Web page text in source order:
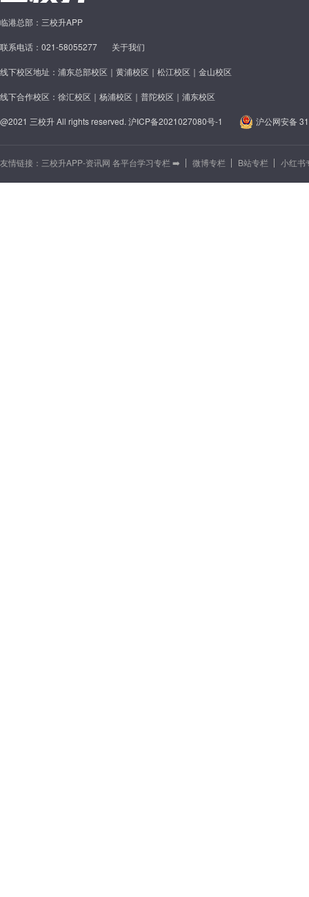
临港总部：三校升APP
联系电话：021-58055277 关于我们
线下校区地址：浦东总部校区｜黄浦校区｜松江校区｜金山校区
线下合作校区：徐汇校区｜杨浦校区｜普陀校区｜浦东校区
@2021 三校升 All rights reserved. 沪ICP备2021027080号-1 沪公网安备
友情链接： 三校升APP-资讯网 各平台学习专栏 ➡️ 微博专栏 B站专栏 小红书